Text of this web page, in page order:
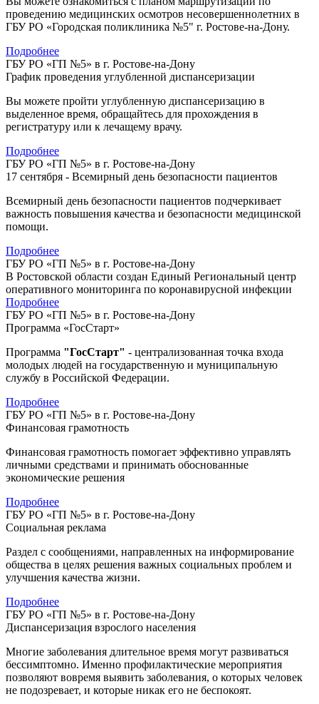
проведению медицинских осмотров несовершеннолетних в
ГБУ РО «Городская поликлиника №5" г. Ростове-на-Дону.
Подробнее
ГБУ РО «ГП №5» в г. Ростове-на-Дону
График проведения углубленной диспансеризации
Вы можете пройти углубленную диспансеризацию в
выделенное время, обращайтесь для прохождения в
регистратуру или к лечащему врачу.
Подробнее
ГБУ РО «ГП №5» в г. Ростове-на-Дону
17 сентября - Всемирный день безопасности пациентов
Всемирный день безопасности пациентов подчеркивает
важность повышения качества и безопасности медицинской
помощи.
Подробнее
ГБУ РО «ГП №5» в г. Ростове-на-Дону
В Ростовской области создан Единый Региональный центр
оперативного мониторинга по коронавирусной инфекции
Подробнее
ГБУ РО «ГП №5» в г. Ростове-на-Дону
Программа «ГосСтарт»
Программа "ГосСтарт" - централизованная точка входа
молодых людей на государственную и муниципальную
службу в Российской Федерации.
Подробнее
ГБУ РО «ГП №5» в г. Ростове-на-Дону
Финансовая грамотность
Финансовая грамотность помогает эффективно управлять
личными средствами и принимать обоснованные
экономические решения
Подробнее
ГБУ РО «ГП №5» в г. Ростове-на-Дону
Социальная реклама
Раздел с сообщениями, направленных на информирование
общества в целях решения важных социальных проблем и
улучшения качества жизни.
Подробнее
ГБУ РО «ГП №5» в г. Ростове-на-Дону
Диспансеризация взрослого населения
Многие заболевания длительное время могут развиваться
бессимптомно. Именно профилактические мероприятия
позволяют вовремя выявить заболевания, о которых человек
не подозревает, и которые никак его не беспокоят.